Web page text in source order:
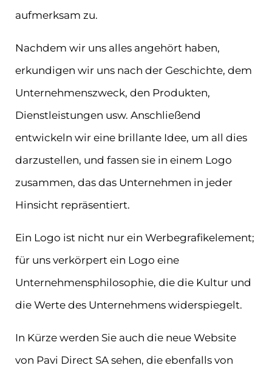
aufmerksam zu.
Nachdem wir uns alles angehört haben,
erkundigen wir uns nach der Geschichte, dem
Unternehmenszweck, den Produkten,
Dienstleistungen usw. Anschließend
entwickeln wir eine brillante Idee, um all dies
darzustellen, und fassen sie in einem Logo
zusammen, das das Unternehmen in jeder
Hinsicht repräsentiert.
Ein Logo ist nicht nur ein Werbegrafikelement;
für uns verkörpert ein Logo eine
Unternehmensphilosophie, die die Kultur und
die Werte des Unternehmens widerspiegelt.
In Kürze werden Sie auch die neue Website
von Pavi Direct SA sehen, die ebenfalls von